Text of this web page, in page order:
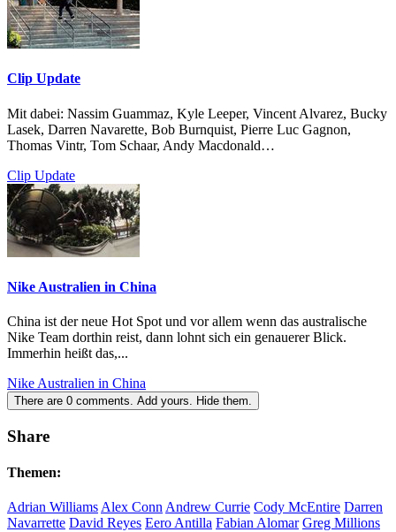
Clip Update
Mit dabei: Nassim Guammaz, Kyle Leeper, Vincent Alvarez, Bucky
Lasek, Darren Navarette, Bob Burnquist, Pierre Luc Gagnon,
Thomas Vintr, Tom Schaar, Andy Macdonald…
Clip Update
Nike Australien in China
China ist der neue Hot Spot und vor allem wenn das australische
Nike Team dorthin reist, dann lohnt sich ein genauerer Blick.
Immerhin heißt das,...
Nike Australien in China
There are 0 comments. Add yours. Hide them.
Share
Themen:
Adrian WilliamsAlex ConnAndrew Currie Cody McEntire Darren
Navarrette David Reyes Eero Antilla Fabian Alomar Greg Millions